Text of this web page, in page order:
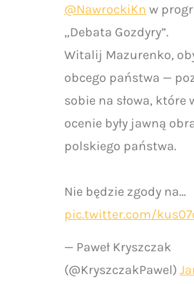
@NawrockiKn w
„Debata Gozdyry”.
Witalij Mazurenko,
obcego państwa —
sobie na słowa, które
ocenie były jawną
polskiego państwa.
Nie będzie zgody na…
pic.twitter.com/
— Paweł Kryszczak
(@KryszczakPawel)